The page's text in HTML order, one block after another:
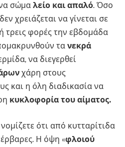
σώμα λείο και απαλό. Όσο
χρειάζεται να γίνεται σε
τρεις φορές την εβδομάδα
τα νεκρά
να διεγερθεί
χάρη στους
και η όλη διαδικασία να
κυκλοφορία του αίματος.
ότι από κυτταρίτιδα
Η όψη «φλοιού